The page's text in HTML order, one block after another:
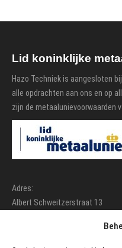
Lid koninklijke
Hazo Techniek is aangesloten
alle opdrachten aan ons en op
zijn de metaalunievoorwaarden
Adres:
Albert Schweitzerstraat 13